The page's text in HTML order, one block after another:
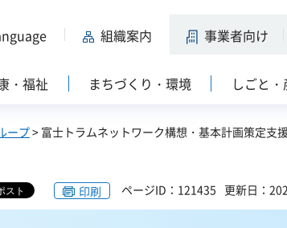
組織案内 事業者向け
・福祉 まちづくり・環境 しごと
ープ> 富士トラムネットワーク構想・基本計画策定支
印刷 ページID：121435 更新日：